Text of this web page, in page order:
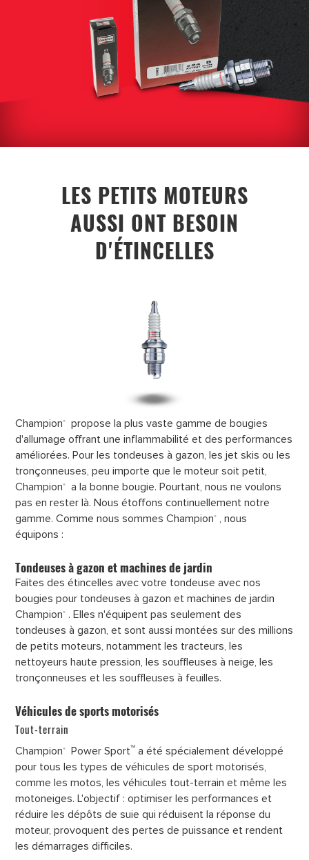
LES PETITS MOTEURS
AUSSI ONT BESOIN
D'ÉTINCELLES
Champion®
propose la plus vaste gamme de bougies
d'allumage offrant une inflammabilité et des performances
améliorées. Pour les tondeuses à gazon, les jet skis ou les
tronçonneuses, peu importe que le moteur soit petit,
Champion®
a la bonne bougie. Pourtant, nous ne voulons
pas en rester là. Nous étoffons continuellement notre
gamme. Comme nous sommes Champion®
, nous
équipons :
Tondeuses à gazon et machines de jardin
Faites des étincelles avec votre tondeuse avec nos
bougies pour tondeuses à gazon et machines de jardin
Champion®
. Elles n'équipent pas seulement des
tondeuses à gazon, et sont aussi montées sur des millions
de petits moteurs, notamment les tracteurs, les
nettoyeurs haute pression, les souffleuses à neige, les
tronçonneuses et les souffleuses à feuilles.
Véhicules de sports motorisés
Tout-terrain
Champion® Power Sport™ a été spécialement développé
pour tous les types de véhicules de sport motorisés,
comme les motos, les véhicules tout-terrain et même les
motoneiges. L'objectif : optimiser les performances et
réduire les dépôts de suie qui réduisent la réponse du
moteur, provoquent des pertes de puissance et rendent
les démarrages difficiles.